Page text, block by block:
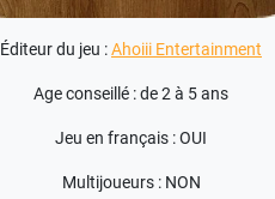
Éditeur du jeu :Ahoiii Entertainment
Age conseillé : de 2 à 5 ans
Jeu en français : OUI
Multijoueurs : NON